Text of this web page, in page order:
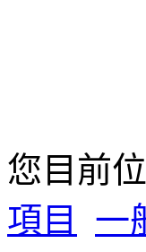
您目前
項目
一